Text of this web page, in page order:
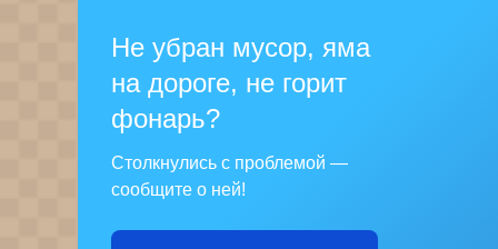
Не убран мусор, яма
на дороге, не горит
фонарь?
Столкнулись с проблемой —
сообщите о ней!